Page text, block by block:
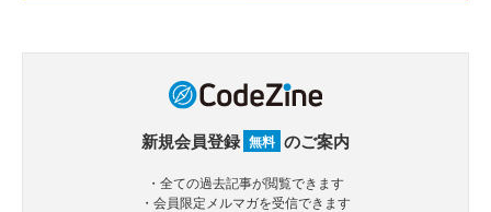
新規会員登録 無料 のご案内
・全ての過去記事が閲覧できます
・会員限定メルマガを受信できます